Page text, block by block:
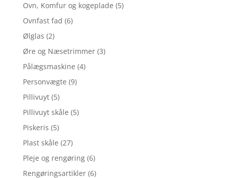
Ovn, Komfur og kogeplade (5)
Ovnfast fad (6)
Ølglas (2)
Øre og Næsetrimmer (3)
Pålægsmaskine (4)
Personvægte (9)
Pillivuyt (5)
Pillivuyt skåle (5)
Piskeris (5)
Plast skåle (27)
Pleje og rengøring (6)
Rengøringsartikler (6)